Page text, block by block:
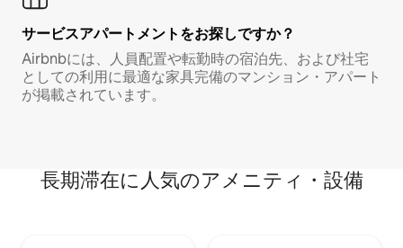
サービスアパートメントをお探しですか？
Airbnbには、人員配置や転勤時の宿泊先、および社宅
としての利用に最適な家具完備のマンション・アパート
が掲載されています。
長期滞在に人気のアメニティ・設備